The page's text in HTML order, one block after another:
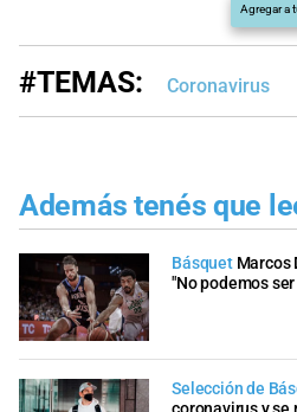
Agregar a
#TEMAS: Coronavirus
Además tenés que
Básquet Marcos
"No podemos
Selección de